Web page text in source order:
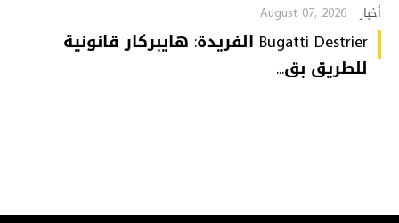
أخبار August 07, 2026
Bugatti Destrier الفريدة: هايبركار قانونية
للطريق بق...